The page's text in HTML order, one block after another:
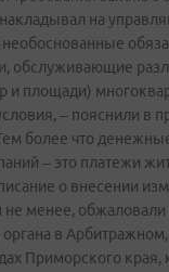
на
обслуживающие
и площади)
– пояснили в
более что
– это платежи
о внесении
не менее,
в Арбитражном,
Приморского края,